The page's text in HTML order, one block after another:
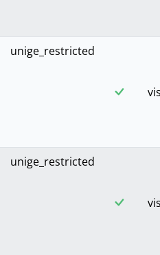
unige_restricted
unige_restricted